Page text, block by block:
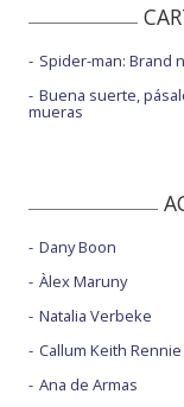
Spider-man: Brand
Buena suerte,
mueras
Dany Boon
Àlex Maruny
Natalia Verbeke
Callum Keith Rennie
Ana de Armas